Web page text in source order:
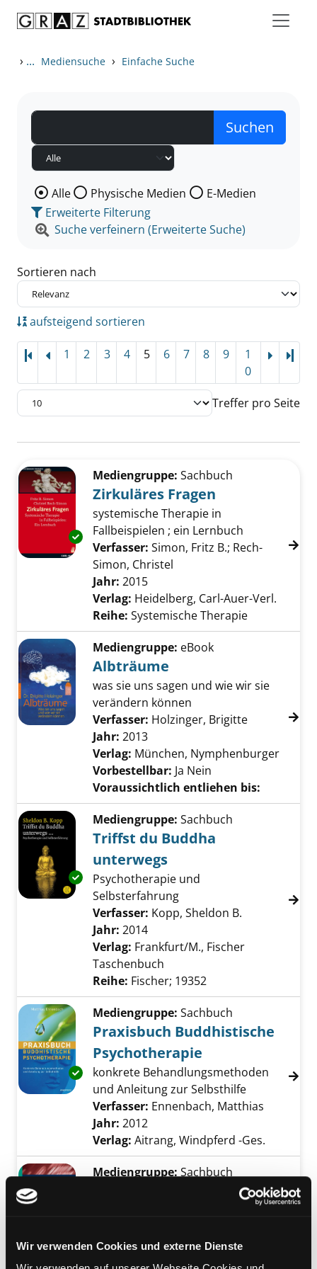
Wir verwenden Cookies und externe Dienste
› ... Mediensuche › Einfache Suche
Wählen Sie die Medienart nach der Sie suchen wollen.
Alle Physische Medien
E-Medien
Erweiterte Filterung
Suche verfeinern (Erweiterte Suche)
Sortieren nach
aufsteigend sortieren
1 2 3 4 5 6 7 8 9
1
0
Treffer pro Seite
Zu den Suchfiltern springen
Exemplar-Details von Zirkuläres Fragen
Mediengruppe: Sachbuch
Zirkuläres Fragen
systemische Therapie in
Fallbeispielen ; ein Lernbuch
Verfasser: Simon, Fritz B.; Rech-
Simon, Christel
Jahr: 2015
Verlag: Heidelberg, Carl-Auer-Verl.
Reihe: Systemische Therapie
Mediengruppe: eBook
Albträume
was sie uns sagen und wie wir sie
verändern können
Verfasser: Holzinger, Brigitte Suche
Jahr: 2013
Verlag: München, Nymphenburger
Vorbestellbar: Ja Nein
Voraussichtlich entliehen bis:
Exemplar-Details von Triffst du Buddha
Mediengruppe: Sachbuch
Triffst du Buddha
unterwegs
Psychotherapie und
Selbsterfahrung
Verfasser: Kopp, Sheldon B.
Jahr: 2014
Verlag: Frankfurt/M., Fischer
Taschenbuch
Reihe: Fischer; 19352
Exemplar-Details von Praxisbuch
Mediengruppe: Sachbuch
Praxisbuch Buddhistische
Psychotherapie
konkrete Behandlungsmethoden
und Anleitung zur Selbsthilfe
Verfasser: Ennenbach, Matthias
Jahr: 2012
Verlag: Aitrang, Windpferd -Ges.
Mediengruppe: Sachbuch
Bertrand Suche nach diesem Verfasser
Jahr: